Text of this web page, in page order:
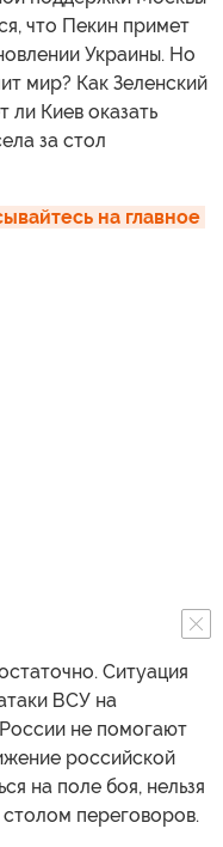
что Пекин примет
Украины. Но
мир? Как Зеленский
ли Киев оказать
за стол
на главное
Ситуация
ВСУ на
не помогают
российской
на поле боя, нельзя
переговоров.